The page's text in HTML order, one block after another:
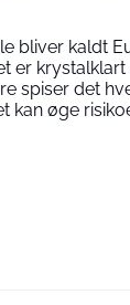
bliver kaldt
er
spiser det
kan øge